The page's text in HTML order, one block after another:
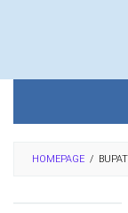
HOMEPAGE /